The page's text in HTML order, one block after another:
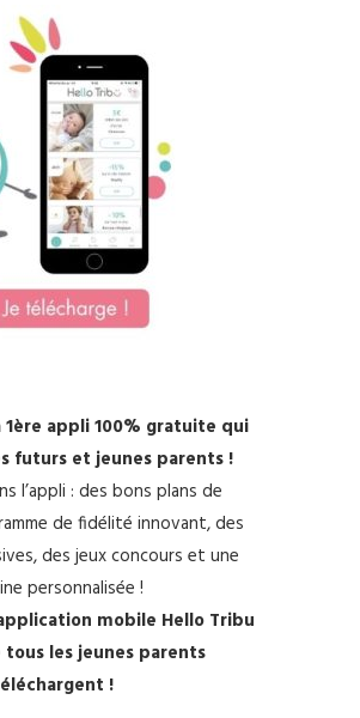
appli 100% gratuite qui
futurs et jeunes parents !
l’appli : des bons plans de
de fidélité innovant, des
des jeux concours et une
personnalisée !
mobile Hello Tribu
tous les jeunes parents
!